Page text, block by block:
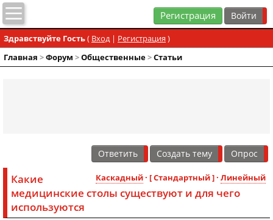
Регистрация
Здравствуйте Гость( Вход| Регистрация )
Главная >Форум >Общественные>Статьи
Ответить Создать тему Опрос
Каскадный· [ Стандартный ] · Линейный
Какие
медицинские столы существуют и для чего
используются